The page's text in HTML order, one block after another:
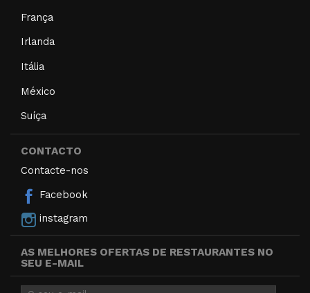
França
Irlanda
Itália
México
Suíça
CONTACTO
Contacte-nos
Facebook
instagram
AS MELHORES OFERTAS DE RESTAURANTES NO
SEU E-MAIL